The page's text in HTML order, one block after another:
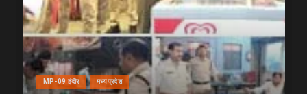
MP-09 इंदौर मध्यप्रदेश